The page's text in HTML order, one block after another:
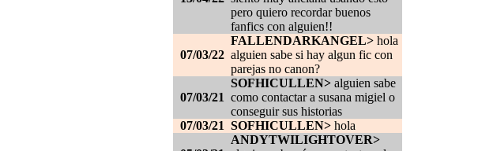
pero quiero recordar buenos
fanfics con alguien!!
07/03/22
FALLENDARKANGEL> hola
alguien sabe si hay algun fic con
parejas no canon?
07/03/21
SOFHICULLEN> alguien sabe
como contactar a susana migiel o
conseguir sus historias
07/03/21 SOFHICULLEN> hola
ANDYTWILIGHTOVER>